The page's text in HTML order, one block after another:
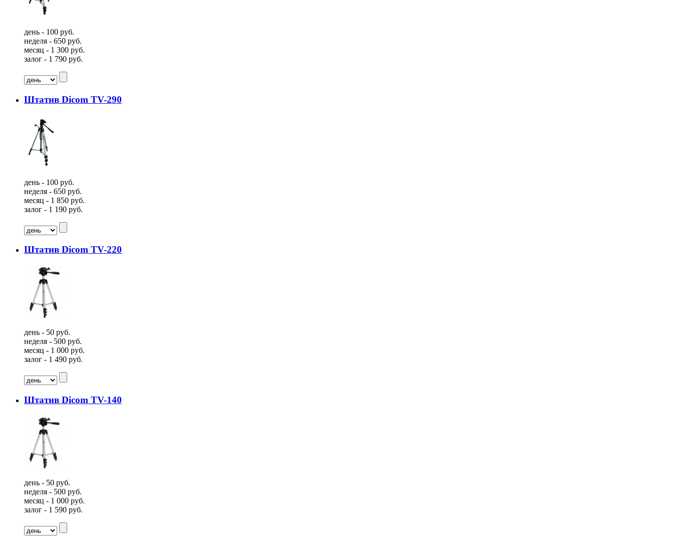
день - 100 руб.
неделя - 650 руб.
месяц - 1 300 руб.
залог - 1 790 руб.
Штатив Dicom TV-290
день - 100 руб.
неделя - 650 руб.
месяц - 1 850 руб.
залог - 1 190 руб.
Штатив Dicom TV-220
день - 50 руб.
неделя - 500 руб.
месяц - 1 000 руб.
залог - 1 490 руб.
Штатив Dicom TV-140
день - 50 руб.
неделя - 500 руб.
месяц - 1 000 руб.
залог - 1 590 руб.